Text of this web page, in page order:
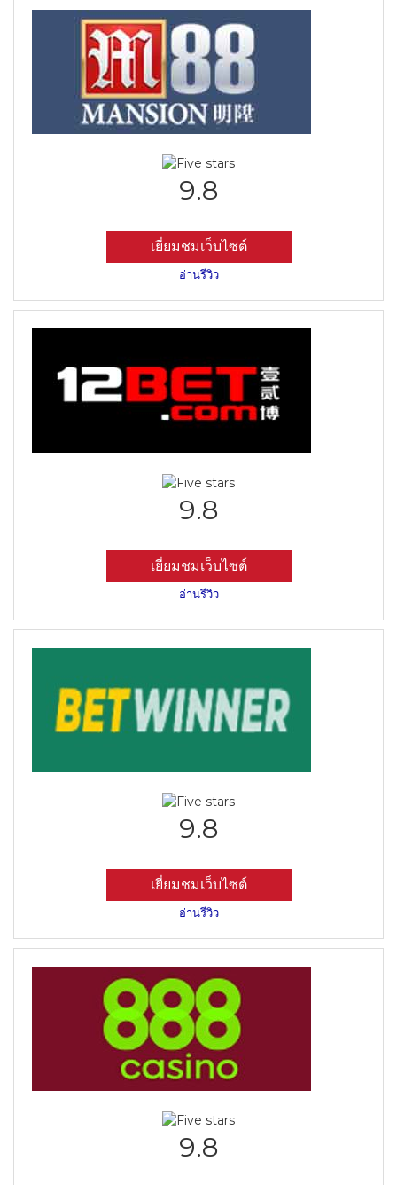
9.8
เยี่ยมชมเว็บไซต์
อ่านรีวิว
9.8
เยี่ยมชมเว็บไซต์
อ่านรีวิว
9.8
เยี่ยมชมเว็บไซต์
อ่านรีวิว
9.8